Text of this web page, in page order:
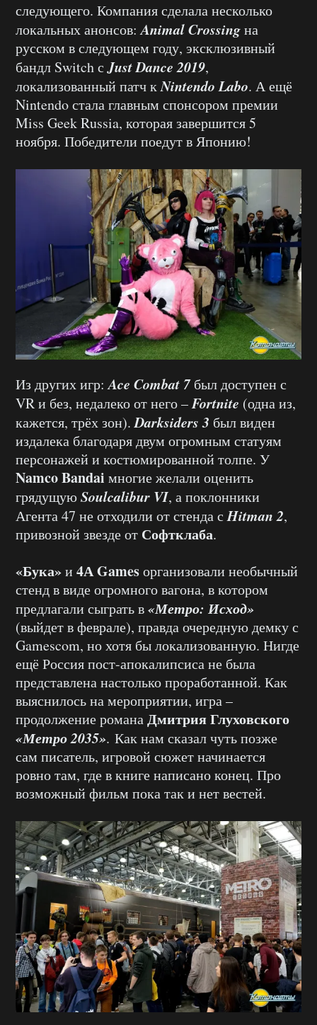
следующего. Компания сделала несколько
локальных анонсов:Animal Crossingна
русском в следующем году, эксклюзивный
бандл Switch сJust Dance 2019,
локализованный патч кNintendo Labo. А ещё
Nintendo стала главным спонсором премии
Miss Geek Russia, которая завершится 5
ноября. Победители поедут в Японию!
Из других игр:Ace Combat 7был доступен с
VR и без, недалеко от него –Fortnite (одна из,
кажется, трёх зон).Darksiders 3 был виден
издалека благодаря двум огромным статуям
персонажей и костюмированной толпе. У
Namco Bandai многие желали оценить
грядущуюSoulcalibur VI, а поклонники
Агента 47 не отходили от стенда сHitman 2,
привозной звезде от Софтклаба.
«Бука»и 4А Gamesорганизовали необычный
стенд в виде огромного вагона, в котором
предлагали сыграть в«Метро: Исход»
(выйдет в феврале), правда очередную демку с
Gamescom, но хотя бы локализованную. Нигде
ещё Россия пост-апокалипсиса не была
представлена настолько проработанной. Как
выяснилось на мероприятии, игра –
продолжение романаДмитрия Глуховского
«Метро 2035». Как нам сказал чуть позже
сам писатель, игровой сюжет начинается
ровно там, где в книге написано конец. Про
возможный фильм пока так и нет вестей.